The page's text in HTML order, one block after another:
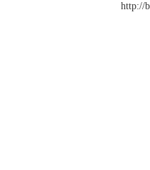
http://